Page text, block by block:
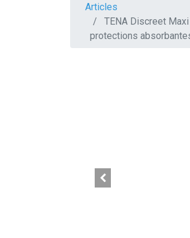
Articles
TENA Discreet
protections